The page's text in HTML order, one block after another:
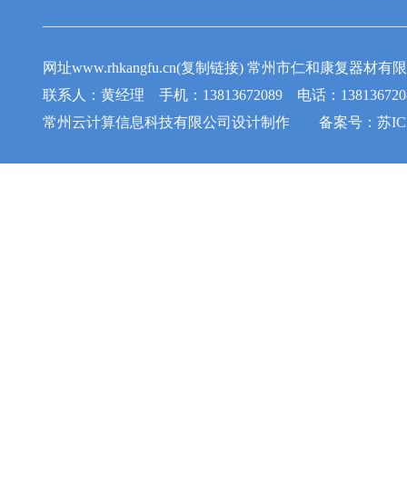
网址www.rhkangfu.cn(复制链接) 常州市仁和康复器材
联系人：黄经理 手机：13813672089 电话：
常州云计算信息科技有限公司 设计制作 备案号： 苏